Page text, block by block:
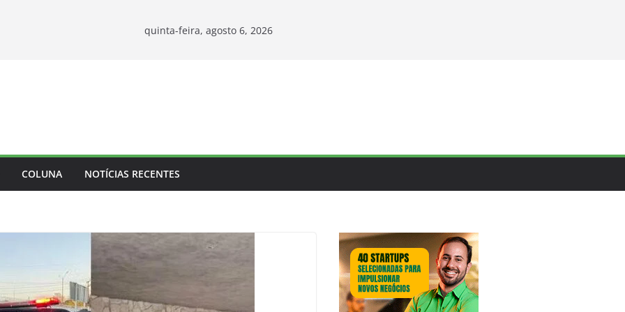
quinta-feira, agosto 6, 2026
COLUNA NOTÍCIAS RECENTES